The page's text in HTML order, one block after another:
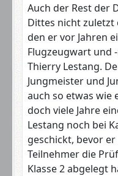
Auch der Rest der
Dittes nicht zuletzt
den er vor Jahren
Flugzeugwart und
Thierry Lestang.
Jungmeister und
auch so etwas wie
doch viele Jahre
Lestang noch bei
geschickt, bevor
Teilnehmer die
Klasse 2 abgelegt